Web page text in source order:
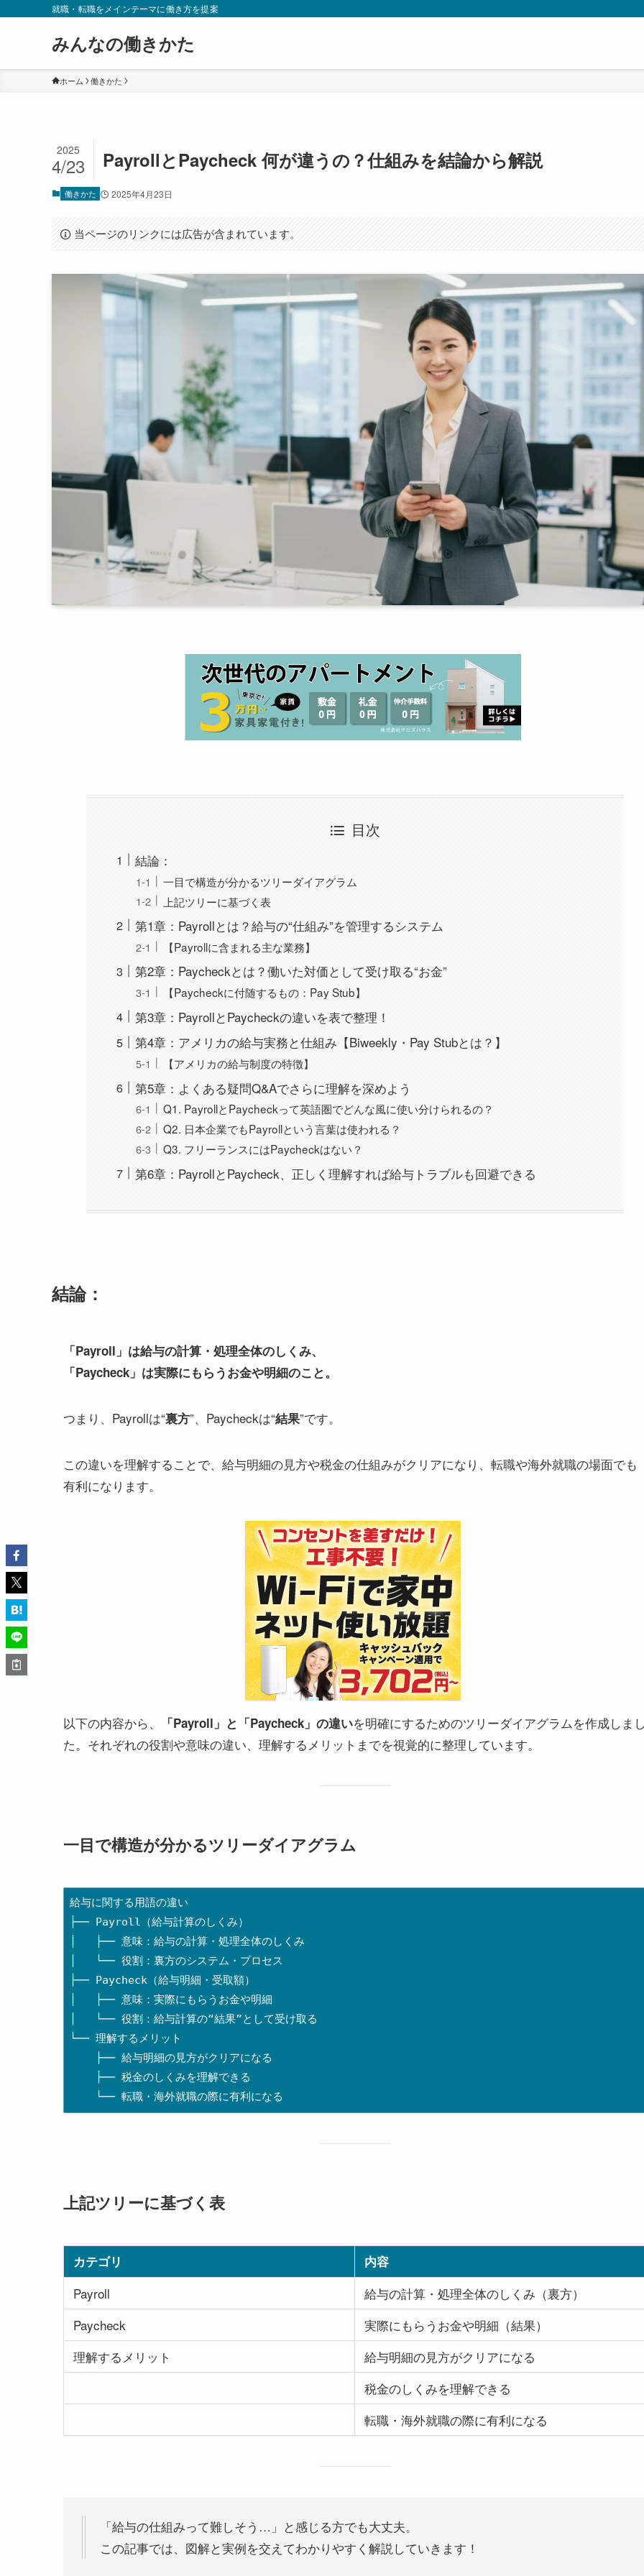
就職・転職をメインテーマに働き方を提案
みんなの働きかた
ホーム 働きかた
PayrollとPaycheck 何が違うの？仕組みを結論から解説
2025
4/23
働きかた 2025年4月23日
当ページのリンクには広告が含まれています。
目次
結論：
一目で構造が分かるツリーダイアグラム
上記ツリーに基づく表
第1章：Payrollとは？給与の“仕組み”を管理するシステム
【Payrollに含まれる主な業務】
第2章：Paycheckとは？働いた対価として受け取る“お金”
【Paycheckに付随するもの：Pay Stub】
第3章：PayrollとPaycheckの違いを表で整理！
第4章：アメリカの給与実務と仕組み【Biweekly・Pay Stubとは？】
【アメリカの給与制度の特徴】
第5章：よくある疑問Q&Aでさらに理解を深めよう
Q1. PayrollとPaycheckって英語圏でどんな風に使い分けられるの？
Q2. 日本企業でもPayrollという言葉は使われる？
Q3. フリーランスにはPaycheckはない？
第6章：PayrollとPaycheck、正しく理解すれば給与トラブルも回避できる
結論：
「Payroll」は給与の計算・処理全体のしくみ、
「Paycheck」は実際にもらうお金や明細のこと。
つまり、Payrollは“裏方”、Paycheckは“結果”です。
この違いを理解することで、給与明細の見方や税金の仕組みがクリアになり、転職や海外就職の場面でも
有利になります。
以下の内容から、 「Payroll」と「Paycheck」の違いを明確にするためのツリーダイアグラムを作成しま
た。それぞれの役割や意味の違い、理解するメリットまでを視覚的に整理しています。
一目で構造が分かるツリーダイアグラム
給与に関する用語の違い
├── Payroll（給与計算のしくみ）
│   ├── 意味：給与の計算・処理全体のしくみ
│   └── 役割：裏方のシステム・プロセス
├── Paycheck（給与明細・受取額）
│   ├── 意味：実際にもらうお金や明細
│   └── 役割：給与計算の“結果”として受け取る
└── 理解するメリット
上記ツリーに基づく表
カテゴリ 内容
Payroll
給与の計算・処理全体のしくみ（裏方）
Paycheck
実際にもらうお金や明細（結果）
理解するメリット
給与明細の見方がクリアになる
税金のしくみを理解できる
転職・海外就職の際に有利になる
「給与の仕組みって難しそう…」と感じる方でも大丈夫。
この記事では、図解と実例を交えてわかりやすく解説していきます！